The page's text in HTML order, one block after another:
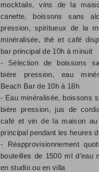
mocktails, vins de la
canette, boissons sans
pression, spiritueux de la
minéralisée, thé et café
bar principal de 10h à minuit
- Sélection de boissons
bière pression, eau
Beach Bar de 10h à 18h
- Eau minéralisée, boissons
bière pression, jus de
café et vin de la maison au
principal pendant les heures
- Réapprovisionnement
bouteilles de 1500 ml d’eau
en studio ou en villa